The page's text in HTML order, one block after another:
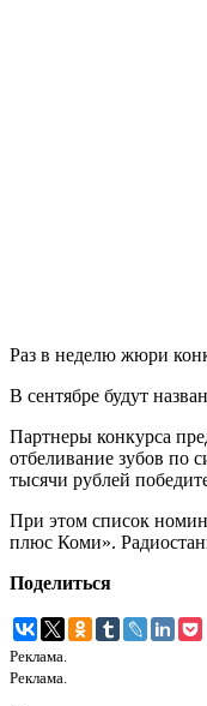
Раз в неделю жюри
В сентябре будут
Партнеры конкурса
отбеливание зубов по
тысячи рублей
При этом список
плюс Коми».
Поделиться
Реклама.
Реклама.